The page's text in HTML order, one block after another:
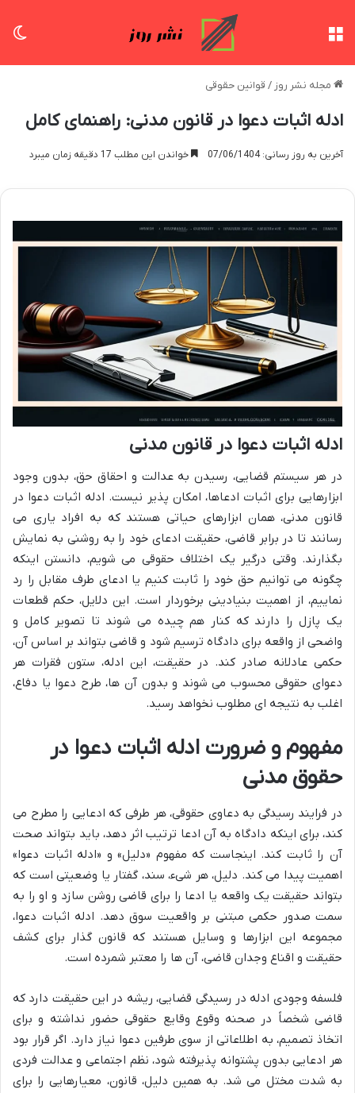
مجله نشر روز / قوانین حقوقی
ادله اثبات دعوا در قانون مدنی: راهنمای کامل
آخرین به روز رسانی: 07/06/1404 خواندن این مطلب 17 دقیقه زمان میبرد
ادله اثبات دعوا در قانون مدنی
در هر سیستم قضایی، رسیدن به عدالت و احقاق حق، بدون وجود
ابزارهایی برای اثبات ادعاها، امکان پذیر نیست. ادله اثبات دعوا در
قانون مدنی، همان ابزارهای حیاتی هستند که به افراد یاری می
رسانند تا در برابر قاضی، حقیقت ادعای خود را به روشنی به نمایش
بگذارند. وقتی درگیر یک اختلاف حقوقی می شویم، دانستن اینکه
چگونه می توانیم حق خود را ثابت کنیم یا ادعای طرف مقابل را رد
نماییم، از اهمیت بنیادینی برخوردار است. این دلایل، حکم قطعات
یک پازل را دارند که کنار هم چیده می شوند تا تصویر کامل و
واضحی از واقعه برای دادگاه ترسیم شود و قاضی بتواند بر اساس آن،
حکمی عادلانه صادر کند. در حقیقت، این ادله، ستون فقرات هر
دعوای حقوقی محسوب می شوند و بدون آن ها، طرح دعوا یا دفاع،
اغلب به نتیجه ای مطلوب نخواهد رسید.
مفهوم و ضرورت ادله اثبات دعوا در
حقوق مدنی
در فرایند رسیدگی به دعاوی حقوقی، هر طرفی که ادعایی را مطرح می
کند، برای اینکه دادگاه به آن ادعا ترتیب اثر دهد، باید بتواند صحت
آن را ثابت کند. اینجاست که مفهوم «دلیل» و «ادله اثبات دعوا»
اهمیت پیدا می کند. دلیل، هر شیء، سند، گفتار یا وضعیتی است که
بتواند حقیقت یک واقعه یا ادعا را برای قاضی روشن سازد و او را به
سمت صدور حکمی مبتنی بر واقعیت سوق دهد. ادله اثبات دعوا،
مجموعه این ابزارها و وسایل هستند که قانون گذار برای کشف
حقیقت و اقناع وجدان قاضی، آن ها را معتبر شمرده است.
فلسفه وجودی ادله در رسیدگی قضایی، ریشه در این حقیقت دارد که
قاضی شخصاً در صحنه وقوع وقایع حقوقی حضور نداشته و برای
اتخاذ تصمیم، به اطلاعاتی از سوی طرفین دعوا نیاز دارد. اگر قرار بود
هر ادعایی بدون پشتوانه پذیرفته شود، نظم اجتماعی و عدالت فردی
به شدت مختل می شد. به همین دلیل، قانون، معیارهایی را برای